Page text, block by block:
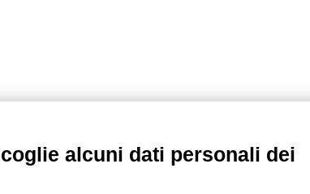
alcuni dati personali dei